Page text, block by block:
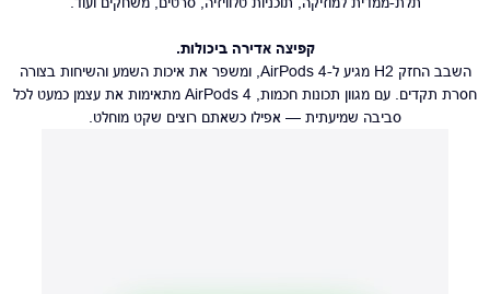
קפיצה אדירה ביכולות.
השבב החזק H2 מגיע ל-AirPods 4, ומשפר את איכות השמע והשיחות בצורה
חסרת תקדים. עם מגוון תכונות חכמות, AirPods 4 מתאימות את עצמן כמעט לכל
סביבה שמיעתית — אפילו כשאתם רוצים שקט מוחלט.